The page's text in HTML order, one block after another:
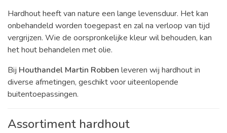
Hardhout heeft van nature een lange levensduur. Het kan
onbehandeld worden toegepast en zal na verloop van tijd
vergrijzen. Wie de oorspronkelijke kleur wil behouden, kan
het hout behandelen met olie.
Bij Houthandel Martin Robben leveren wij hardhout in
diverse afmetingen, geschikt voor uiteenlopende
buitentoepassingen.
Assortiment hardhout